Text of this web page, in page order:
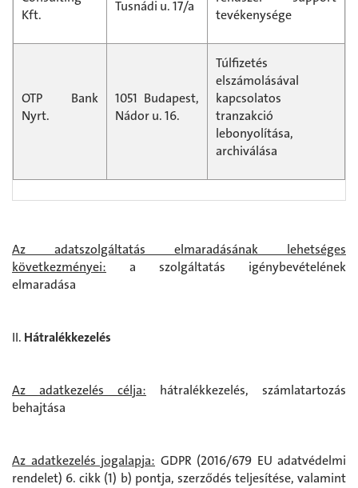
Kft.
Tusnádi u. 17/a
tevékenysége
OTP Bank
Nyrt.
1051 Budapest,
Nádor u. 16.
Túlfizetés
elszámolásával
kapcsolatos
tranzakció
lebonyolítása,
archiválása
Az adatszolgáltatás elmaradásának lehetséges
következményei: a szolgáltatás igénybevételének
elmaradása
Hátralékkezelés
Az adatkezelés célja: hátralékkezelés, számlatartozás
behajtása
Az adatkezelés jogalapja: GDPR (2016/679 EU adatvédelmi
rendelet) 6. cikk (1) b) pontja, szerződés teljesítése, valamint